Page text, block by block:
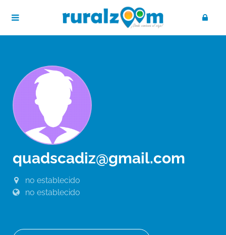
quadscadiz@gmail.com
no establecido
no establecido